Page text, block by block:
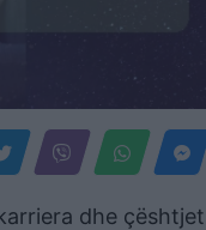
dhe çështjet